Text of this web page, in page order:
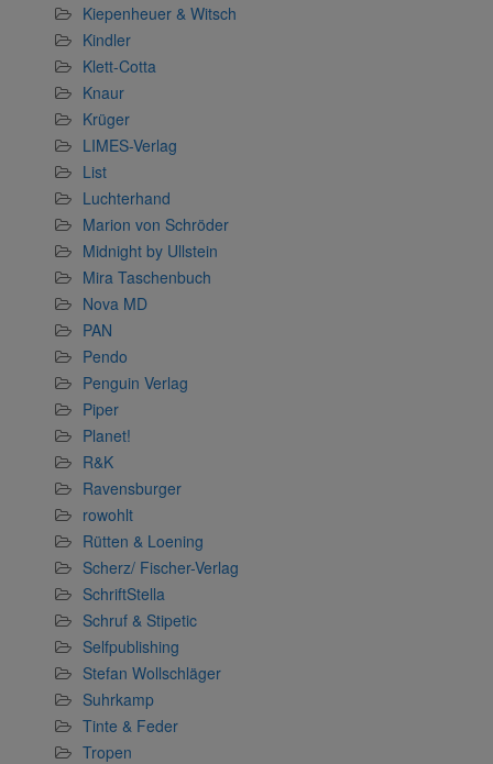
Kiepenheuer & Witsch
Kindler
Klett-Cotta
Knaur
Krüger
LIMES-Verlag
List
Luchterhand
Marion von Schröder
Midnight by Ullstein
Mira Taschenbuch
Nova MD
PAN
Pendo
Penguin Verlag
Piper
Planet!
R&K
Ravensburger
rowohlt
Rütten & Loening
Scherz/ Fischer-Verlag
SchriftStella
Schruf & Stipetic
Selfpublishing
Stefan Wollschläger
Suhrkamp
Tinte & Feder
Tropen